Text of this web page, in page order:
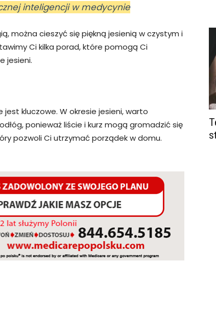
inteligencji w medycynie
można cieszyć się piękną jesienią w czystym i
Ci kilka porad, które pomogą Ci
jesieni.
kluczowe. W okresie jesieni, warto
ponieważ liście i kurz mogą gromadzić się
pozwoli Ci utrzymać porządek w domu.